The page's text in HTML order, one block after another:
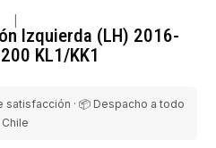
Izquierda (LH) 2016-
KL1/KK1
satisfacción · 📦 Despacho a todo
Chile